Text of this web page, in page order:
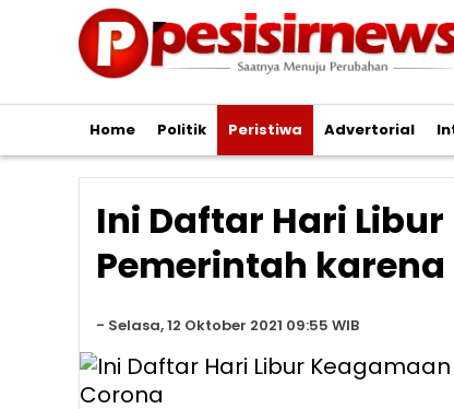
Home Politik Peristiwa Advertorial
Ini Daftar Hari
Pemerintah
- Selasa, 12 Oktober 2021 09:55 WIB